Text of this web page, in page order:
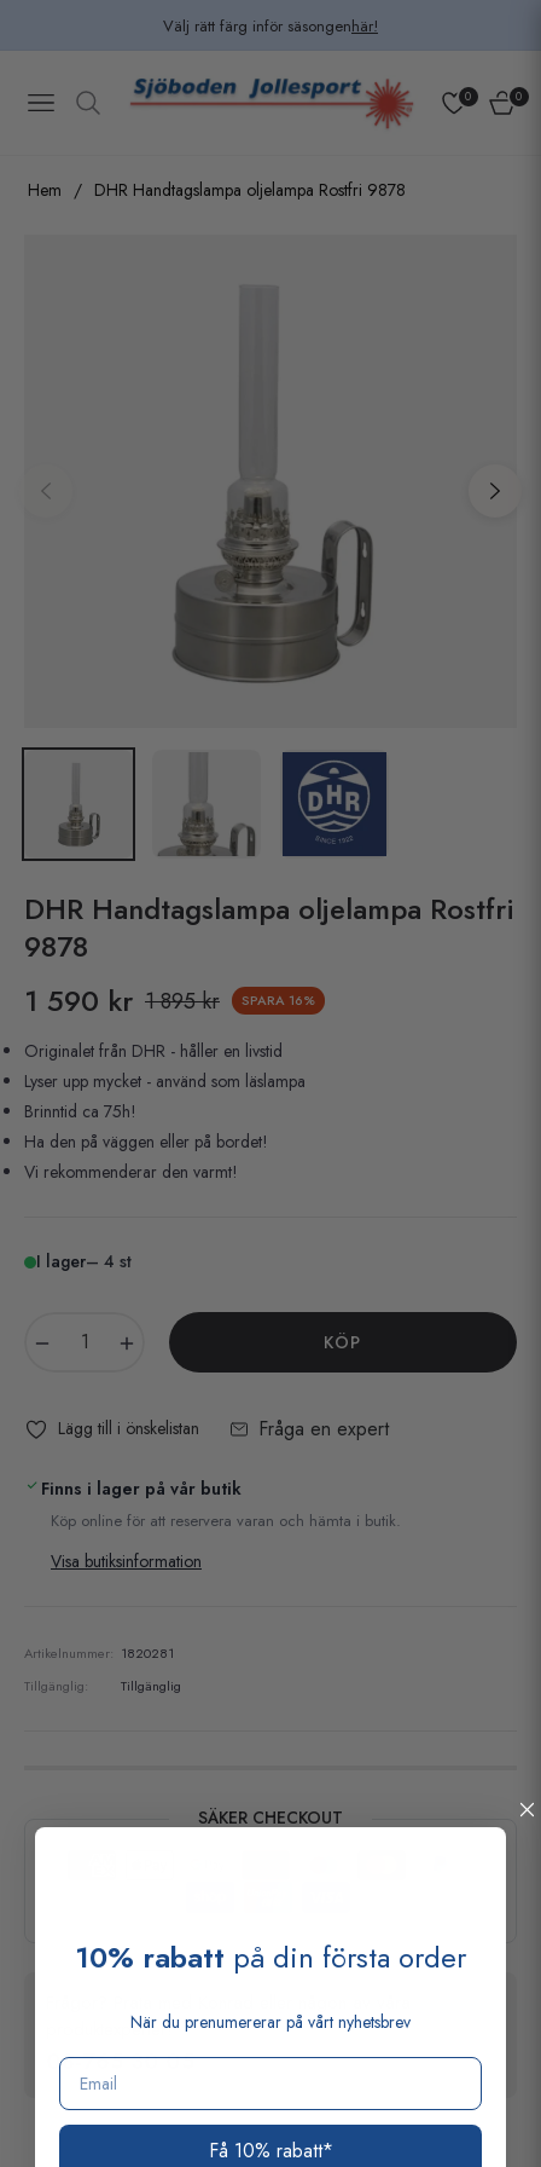
Välj rätt färg inför säsongenhär!
Navigation 0 0
Hem / DHR Handtagslampa oljelampa Rostfri 9878
DHR Handtagslampa oljelampa Rostfri
9878
1 590 kr
Pris
1 895 kr SPARA 16%
Originalet från DHR - håller en livstid
Lyser upp mycket - använd som läslampa
Brinntid ca 75h!
Ha den på väggen eller på bordet!
Vi rekommenderar den varmt!
I lager– 4 st
KÖP
Lägg till i önskelistan Fråga en expert
Finns i lager på vår butik
Köp online för att reservera varan och hämta i butik.
Visa butiksinformation
Artikelnummer: 1820281
Tillgänglig:
Tillgänglig
SÄKER CHECKOUT
produktexperter!
08-765 30 05
10% rabatt på din första order
När du prenumererar på vårt nyhetsbrev
Email
Få 10% rabatt*